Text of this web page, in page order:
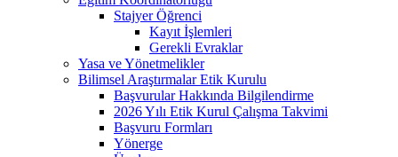
Stajyer Öğrenci
Kayıt İşlemleri
Gerekli Evraklar
Yasa ve Yönetmelikler
Bilimsel Araştırmalar Etik Kurulu
Başvurular Hakkında Bilgilendirme
2026 Yılı Etik Kurul Çalışma Takvimi
Başvuru Formları
Yönerge